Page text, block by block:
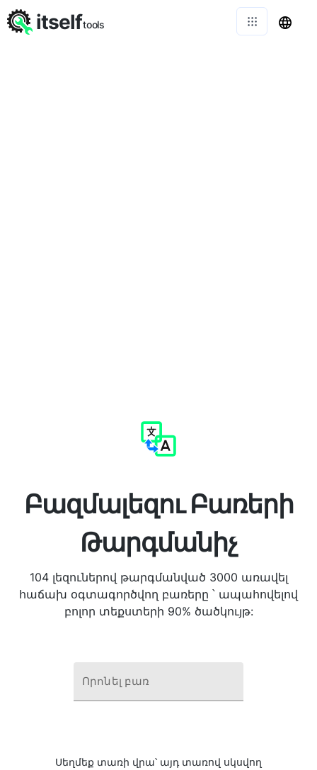
Բազմալեզու Բառերի
Թարգմանիչ
104 լեզուներով թարգմանված 3000 առավել
հաճախ օգտագործվող բառերը ՝ ապահովելով
բոլոր տեքստերի 90% ծածկույթ:
Որոնել բառ
Սեղմեք տառի վրա՝ այդ տառով սկսվող
itselftools